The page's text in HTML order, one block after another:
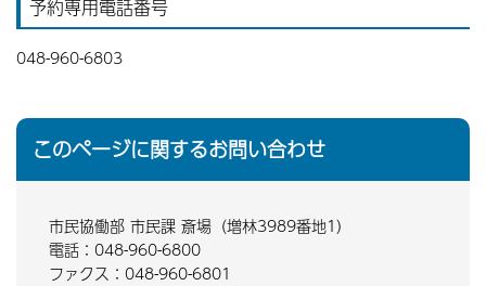
予約専用電話番号
048-960-6803
このページに関するお問い合わせ
市民協働部 市民課 斎場（増林3989番地1）
電話：048-960-6800
ファクス：048-960-6801